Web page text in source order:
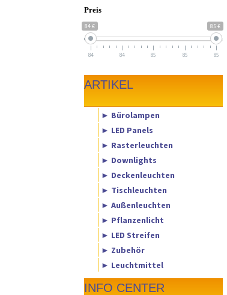
Preis
84 € 85 €
84 84 85 85 85
ARTIKEL
► Bürolampen
► LED Panels
► Rasterleuchten
► Downlights
► Deckenleuchten
► Tischleuchten
► Außenleuchten
► Pflanzenlicht
► LED Streifen
► Zubehör
► Leuchtmittel
INFO CENTER